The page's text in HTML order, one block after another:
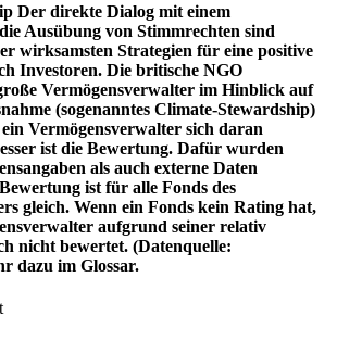
Der direkte Dialog mit einem
Ausübung von Stimmrechten sind
wirksamsten Strategien für eine positive
Investoren. Die britische NGO
Vermögensverwalter im Hinblick auf
(sogenanntes Climate-Stewardship)
Vermögensverwalter sich daran
ist die Bewertung. Dafür wurden
als auch externe Daten
ist für alle Fonds des
gleich. Wenn ein Fonds kein Rating hat,
aufgrund seiner relativ
nicht bewertet. (Datenquelle:
dazu im Glossar.